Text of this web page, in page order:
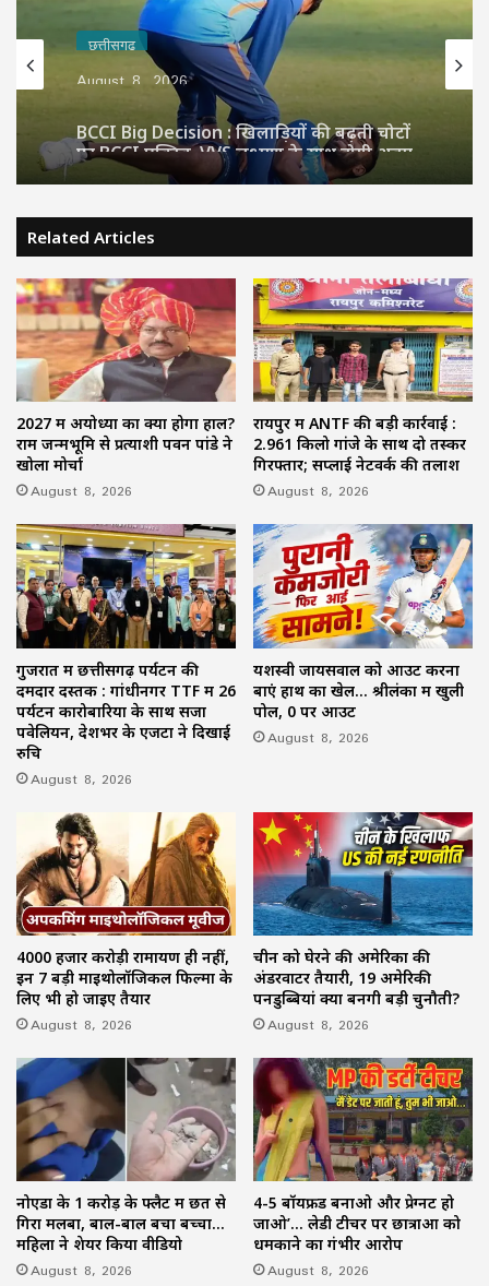
छत्तीसगढ़
August 8, 2026
BCCI Big Decision : खिलाड़ियों की बढ़ती चोटों
पर BCCI एक्टिव, VVS लक्ष्मण के साथ होगी अहम
बैठक
Related Articles
2027 में अयोध्या का क्या होगा हाल?
राम जन्मभूमि से प्रत्याशी पवन पांडे ने
खोला मोर्चा
August 8, 2026
रायपुर में ANTF की बड़ी कार्रवाई :
2.961 किलो गांजे के साथ दो तस्कर
गिरफ्तार; सप्लाई नेटवर्क की तलाश
August 8, 2026
गुजरात में छत्तीसगढ़ पर्यटन की
दमदार दस्तक : गांधीनगर TTF में 26
पर्यटन कारोबारियों के साथ सजा
पवेलियन, देशभर के एजेंटों ने दिखाई
रुचि
August 8, 2026
यशस्वी जायसवाल को आउट करना
बाएं हाथ का खेल… श्रीलंका में खुली
पोल, 0 पर आउट
August 8, 2026
4000 हजार करोड़ी रामायण ही नहीं,
इन 7 बड़ी माइथोलॉजिकल फिल्मों के
लिए भी हो जाइए तैयार
August 8, 2026
चीन को घेरने की अमेरिका की
अंडरवाटर तैयारी, 19 अमेरिकी
पनडुब्बियां क्यों बनेंगी बड़ी चुनौती?
August 8, 2026
नोएडा के 1 करोड़ के फ्लैट में छत से
गिरा मलबा, बाल-बाल बचा बच्चा…
महिला ने शेयर किया वीडियो
August 8, 2026
4-5 बॉयफ्रेंड बनाओ और प्रेग्नेंट हो
जाओ’… लेडी टीचर पर छात्राओं को
धमकाने का गंभीर आरोप
August 8, 2026